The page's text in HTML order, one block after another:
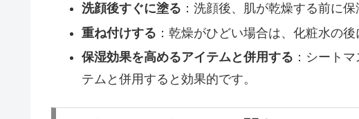
洗顔後すぐに塗る ：洗顔後、肌が乾燥する前に
重ね付けする ：乾燥がひどい場合は、化粧水の
保湿効果を高めるアイテムと併用する ：シート
テムと併用すると効果的です。